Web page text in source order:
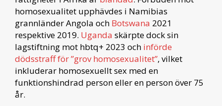
homosexualitet upphävdes i Namibias
grannländer Angola och Botswana 2021
respektive 2019. Uganda skärpte dock sin
lagstiftning mot hbtq+ 2023 och införde
dödsstraff för ”grov homosexualitet”, vilket
inkluderar homosexuellt sex med en
funktionshindrad person eller en person över 75
år.